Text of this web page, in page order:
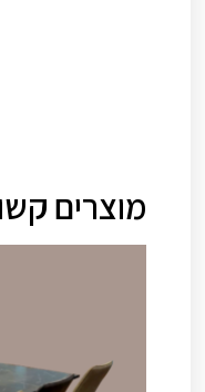
מוצרים